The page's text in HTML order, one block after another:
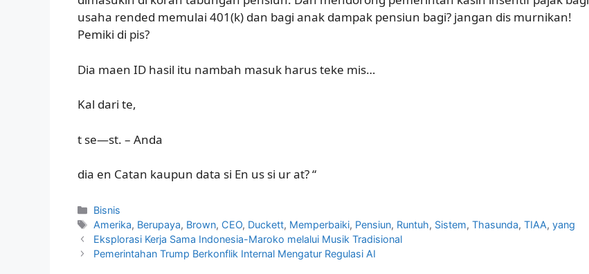
usaha rended memulai 401(k) dan bagi anak dampak pensiun bagi? jangan dis murnikan!
Pemiki di pis?
Dia maen ID hasil itu nambah masuk harus teke mis…
Kal dari te,
t se—st. – Anda
dia en Catan kaupun data si En us si ur at? “
Kategori
Bisnis
Tag
Amerika, Berupaya, Brown, CEO, Duckett, Memperbaiki, Pensiun, Runtuh, Sistem,Thasunda,TIAA,yang
Eksplorasi Kerja Sama Indonesia-Maroko melalui Musik Tradisional
Pemerintahan Trump Berkonflik Internal Mengatur Regulasi AI